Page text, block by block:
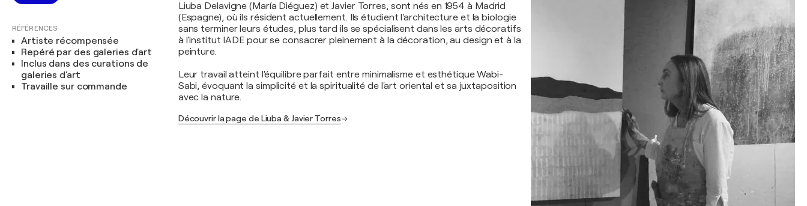
RÉFÉRENCES
Artiste récompensée
Repéré par des galeries d'art
Inclus dans des curations de
galeries d'art
Travaille sur commande
Liuba Delavigne (María Diéguez) et Javier Torres, sont nés en 1954 à Madrid
(Espagne), où ils résident actuellement. Ils étudient l'architecture et la biologie
sans terminer leurs études, plus tard ils se spécialisent dans les arts décoratifs
à l'institut IADE pour se consacrer pleinement à la décoration, au design et à la
peinture.
Leur travail atteint l'équilibre parfait entre minimalisme et esthétique Wabi-
Sabi, évoquant la simplicité et la spiritualité de l'art oriental et sa juxtaposition
avec la nature.
Découvrir la page de Liuba & Javier Torres